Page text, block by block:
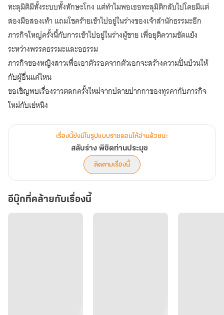
ทะลุมิติมีทั้งระบบทั้งทักษะโกง แต่ทำไมพอเธอทะลุมิติกลับไปโดยมีแต่
สองมือสองเท้า แถมโชคร้ายเข้าไปอยู่ในร่างของเจ้าสำนักธรรมะอีก
ภารกิจใหญ่ครั้งนี้กับการเข้าไปอยู่ในร่างผู้ชาย เพื่อยุติความขัดแย้ง
ระหว่างพรรคธรรมะและอธรรม
ภารกิจของหญิงสาวเพื่อเอาตัวรอดจากตัวเอกจะสร้างความปั่นป่วนให้
กับผู้อื่นแค่ไหน
ขอเชิญพบเรื่องราวตลกครั้งใหม่จากปลายปากกาของทุรคากับภารกิจ
ใหม่กับเย่หนิง
เรื่องนี้ยังมีในรูปแบบรายตอนให้อ่านด้วยนะ
สลับร่าง พิชิตท่านประมุข
ติดตามเรื่องนี้
อีบุ๊กที่คล้ายกับเรื่องนี้